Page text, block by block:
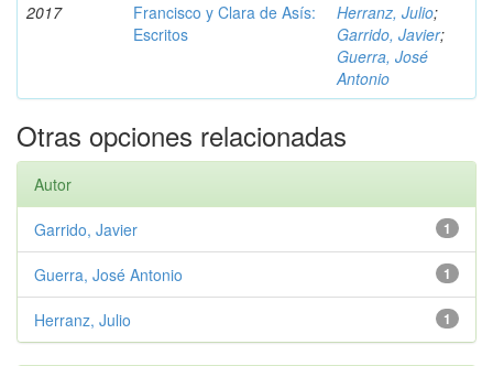
2017
Francisco y Clara de Asís:
Escritos
Herranz, Julio;
Garrido, Javier;
Guerra, José
Antonio
Otras opciones relacionadas
Autor
1
Garrido, Javier
1
Guerra, José Antonio
1
Herranz, Julio